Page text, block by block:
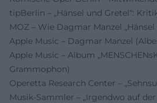
tipBerlin – „Hänsel und Gretel“:
MOZ – Wie Dagmar Manzel
Apple Music – Dagmar Manzel
Apple Music – Album
Grammophon)
Operetta Research Center –
Musik-Sammler – „Irgendwo auf